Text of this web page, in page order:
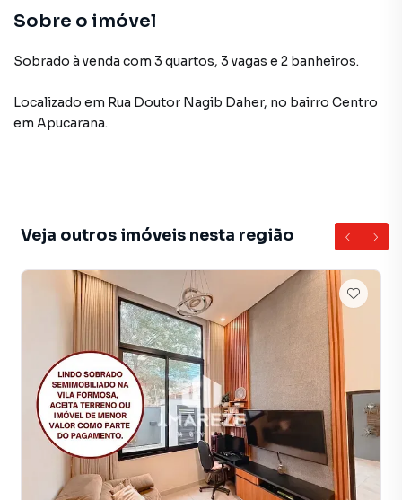
Sobre o imóvel
Sobrado à venda com 3 quartos, 3 vagas e 2 banheiros.
Localizado em Rua Doutor Nagib Daher, no bairro Centro
em Apucarana.
Veja outros imóveis nesta região